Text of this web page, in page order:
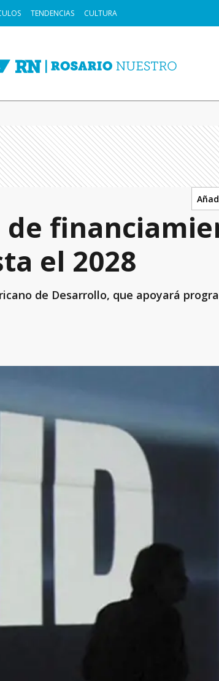
TENDENCIAS CULTURA
el 2028
de Desarrollo, que apoyará